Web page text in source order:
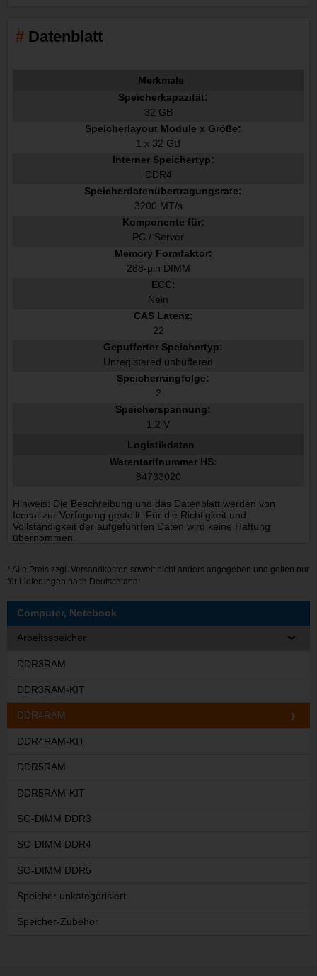
Datenblatt
Merkmale
Speicherkapazität:
32 GB
Speicherlayout Module x Größe:
1 x 32 GB
Interner Speichertyp:
DDR4
Speicherdatenübertragungsrate:
3200 MT/s
Komponente für:
PC / Server
Memory Formfaktor:
288-pin DIMM
ECC:
Nein
CAS Latenz:
22
Gepufferter Speichertyp:
Unregistered unbuffered
Speicherrangfolge:
2
Speicherspannung:
1.2 V
Logistikdaten
Warentarifnummer HS:
84733020
Hinweis: Die Beschreibung und das Datenblatt werden von
Icecat zur Verfügung gestellt. Für die Richtigkeit und
Vollständigkeit der aufgeführten Daten wird keine Haftung
übernommen.
* Alle Preis zzgl. Versandkosten soweit nicht anders angegeben und gelten nur
für Lieferungen nach Deutschland!
Computer, Notebook
Arbeitsspeicher
DDR3RAM
DDR3RAM-KIT
DDR4RAM
DDR4RAM-KIT
DDR5RAM
DDR5RAM-KIT
SO-DIMM DDR3
SO-DIMM DDR4
SO-DIMM DDR5
Speicher unkategorisiert
Speicher-Zubehör